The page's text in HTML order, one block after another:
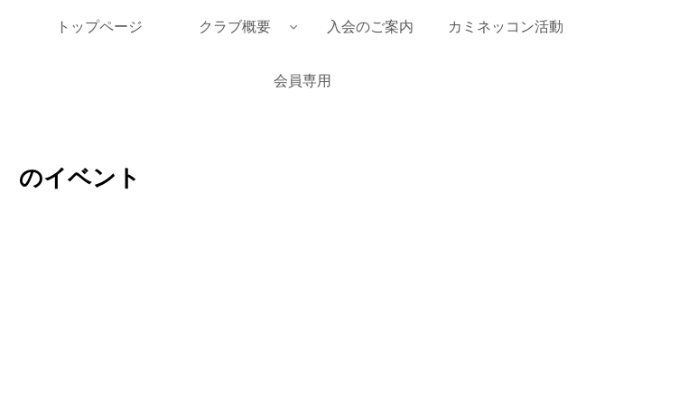
トップページ クラブ概要 入会のご案内 カミネッコン活動
会員専用
のイベント